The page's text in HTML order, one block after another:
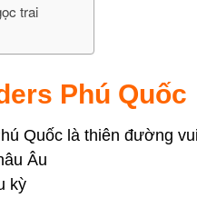
trai
Phú Quốc
Quốc là thiên đường
Âu
kỳ